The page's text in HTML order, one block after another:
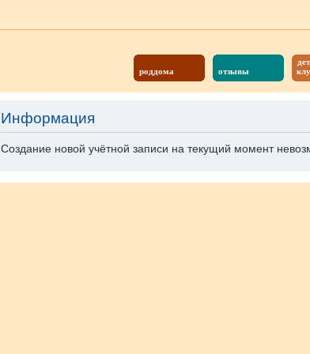
роддома отзывы
Информация
Создание новой учётной записи на текущий момент